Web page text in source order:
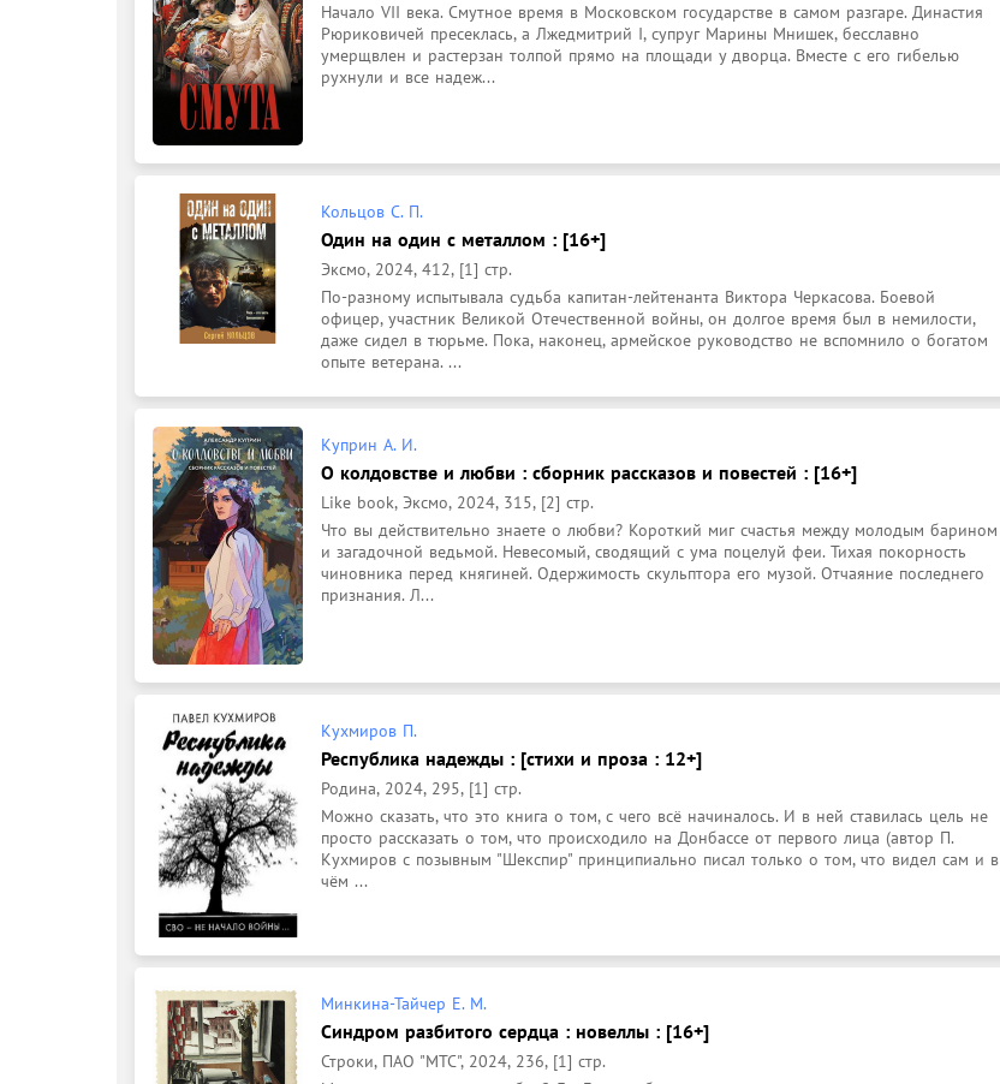
Начало VII века. Смутное время в Московском государстве в самом разгаре. Династия
Рюриковичей пресеклась, a Лжедмитрий I, супруг Марины Мнишек, бесславно
умерщвлен и растерзан толпой прямо на площади у дворца. Вместе с его гибелью
рухнули и все надеж...
Кольцов С. П.
Один на один с металлом : [16+]
Эксмо, 2024, 412, [1] стр.
По-разному испытывала судьба капитан-лейтенанта Виктора Черкасова. Боевой
офицер, участник Великой Отечественной войны, он долгое время был в немилости,
даже сидел в тюрьме. Пока, наконец, армейское руководство не вспомнило о богатом
опыте ветерана. ...
Куприн А. И.
О колдовстве и любви : сборник рассказов и повестей : [16+]
Like book, Эксмо, 2024, 315, [2] стр.
Что вы действительно знаете о любви? Короткий миг счастья между молодым барином
и загадочной ведьмой. Невесомый, сводящий с ума поцелуй феи. Тихая покорность
чиновника перед княгиней. Одержимость скульптора его музой. Отчаяние последнего
признания. Л...
Кухмиров П.
Республика надежды : [стихи и проза : 12+]
Родина, 2024, 295, [1] стр.
Можно сказать, что это книга о том, с чего всё начиналось. И в ней ставилась цель не
просто рассказать о том, что происходило на Донбассе от первого лица (автор П.
Кухмиров с позывным "Шекспир" принципиально писал только о том, что видел сам и в
чём ...
Минкина-Тайчер Е. М.
Синдром разбитого сердца : новеллы : [16+]
Строки, ПАО "МТС", 2024, 236, [1] стр.